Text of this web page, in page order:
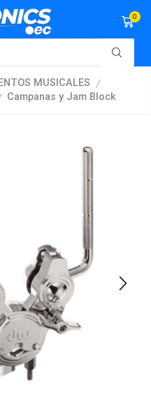
0
MUSICALES /
Campanas y Jam Block